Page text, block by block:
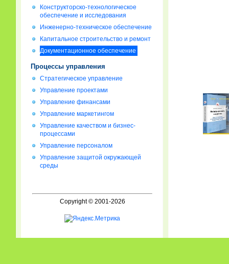
Конструкторско-технологическое
обеспечение и исследования
Инженерно-техническое обеспечение
Капитальное строительство и ремонт
Документационное обеспечение
Процессы управления
Стратегическое управление
Управление проектами
Управление финансами
Управление маркетингом
Управление качеством и бизнес-
процессами
Управление персоналом
Управление защитой окружающей
среды
Copyright © 2001-2026